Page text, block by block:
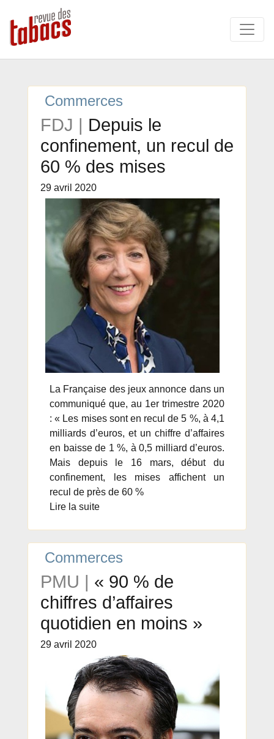
Commerces
FDJ | Depuis le
confinement, un recul de
60 % des mises
29 avril 2020
La Française des jeux annonce dans un
communiqué que, au 1er trimestre 2020
: « Les mises sont en recul de 5 %, à 4,1
milliards d’euros, et un chiffre d’affaires
en baisse de 1 %, à 0,5 milliard d’euros.
Mais depuis le 16 mars, début du
confinement, les mises affichent un
recul de près de 60 %
Lire la suite
Commerces
PMU | « 90 % de
chiffres d’affaires
quotidien en moins »
29 avril 2020